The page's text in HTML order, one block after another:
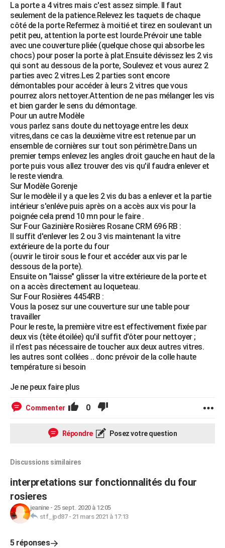
La porte a 4 vitres mais c'est assez simple. Il faut
seulement de la patience.Relevez les taquets de chaque
côté de la porte Refermez à moitié et tirez en soulevant un
petit peu, attention la porte est lourde.Prévoir une table
avec une couverture pliée (quelque chose qui absorbe les
chocs) pour poser la porte à plat.Ensuite dévissez les 2 vis
qui sont au dessous de la porte, Soulevez et vous aurez 2
parties avec 2 vitres.Les 2 parties sont encore
démontables pour accéder à leurs 2 vitres que vous
pourrez alors nettoyer.Attention de ne pas mélanger les vis
et bien garder le sens du démontage.
Pour un autre Modèle
vous parlez sans doute du nettoyage entre les deux
vitres,dans ce cas la deuxième vitre est retenue par un
ensemble de cornières sur tout son périmètre.Dans un
premier temps enlevez les angles droit gauche en haut de la
porte puis vous allez trouver des vis qu'il faudra enlever et
le reste viendra.
Sur Modèle Gorenje
Sur le modèle il y a que les 2 vis du bas a enlever et la partie
intérieur s'enléve puis après on a accès aux vis pour la
poignée cela prend 10 mn pour le faire .
Sur Four Gazinière Rosières Rosane CRM 696 RB :
Il suffit d'enlever les 2 ou 3 vis maintenant la vitre
extérieure de la porte du four
(ouvrir le tiroir sous le four et accéder aux vis par le
dessous de la porte).
Ensuite on "laisse" glisser la vitre extérieure de la porte et
on a accès directement au loqueteau.
Sur Four Rosières 4454RB :
Vous la posez sur une couverture sur une table pour
travailler
Pour le reste, la première vitre est effectivement fixée par
deux vis (tête étoilée) qu'il suffit d'ôter pour nettoyer ;
il n'est pas nécessaire de toucher aux deux autres vitres.
les autres sont collées .. donc prévoir de la colle haute
température si besoin
Je ne peux faire plus
Commenter 0
Répondre Posez votre question
Discussions similaires
interpretations sur fonctionnalités du four
rosieres
jeanine- 25 sept. 2020 à 12:05
stf_jpd87- 21 mars 2021 à 17:13
5 réponses